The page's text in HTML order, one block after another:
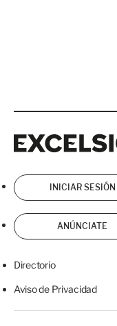
INICIAR SESIÓN
ANÚNCIATE
Directorio
Aviso de Privacidad